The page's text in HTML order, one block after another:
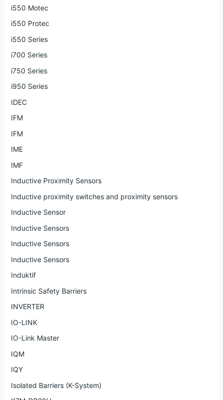
i550 Motec
i550 Protec
i550 Series
i700 Series
i750 Series
i950 Series
IDEC
IFM
IFM
IME
IMF
Inductive Proximity Sensors
Inductive proximity switches and proximity sensors
Inductive Sensor
Inductive Sensors
Inductive Sensors
Inductive Sensors
Induktif
Intrinsic Safety Barriers
INVERTER
IO-LINK
IO-Link Master
IQM
IQY
Isolated Barriers (K-System)